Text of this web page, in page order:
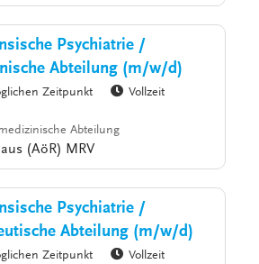
Psychiatrie /
Abteilung (m/w/d)
Zeitpunkt
Vollzeit
Abteilung
(AöR) MRV
Psychiatrie /
Abteilung (m/w/d)
Zeitpunkt
Vollzeit